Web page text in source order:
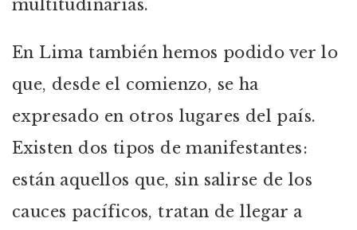
multitudinarias.
En Lima también hemos podido ver lo
que, desde el comienzo, se ha
expresado en otros lugares del país.
Existen dos tipos de manifestantes:
están aquellos que, sin salirse de los
cauces pacíficos, tratan de llegar a